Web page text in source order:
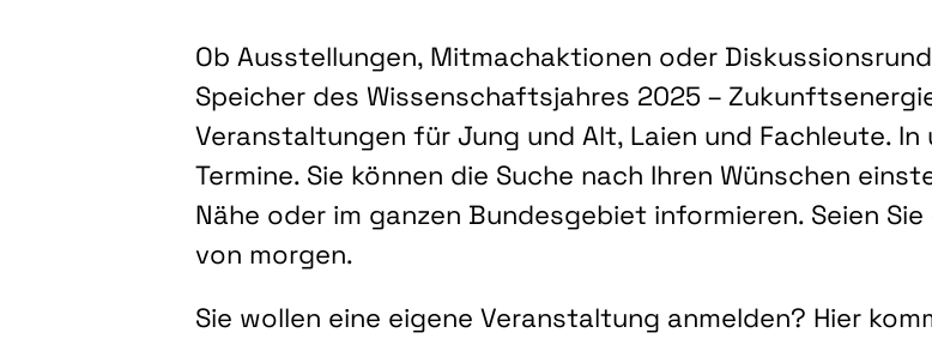
Ob Ausstellungen, Mitmachaktionen oder
Speicher des Wissenschaftsjahres 2025 –
Veranstaltungen für Jung und Alt, Laien und Fachleute. In
Termine. Sie können die Suche nach Ihren Wünschen
Nähe oder im ganzen Bundesgebiet informieren. Seien
von morgen.
Sie wollen eine eigene Veranstaltung anmelden? Hier